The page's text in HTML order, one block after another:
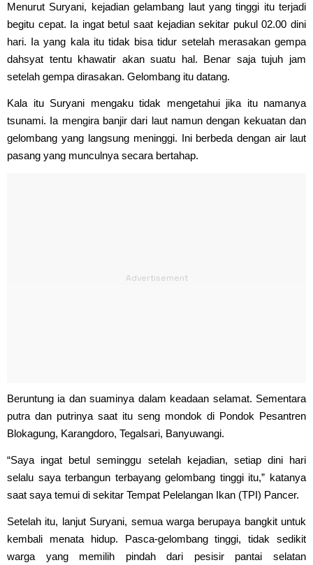
Menurut Suryani, kejadian gelambang laut yang tinggi itu terjadi
begitu cepat. Ia ingat betul saat kejadian sekitar pukul 02.00 dini
hari. Ia yang kala itu tidak bisa tidur setelah merasakan gempa
dahsyat tentu khawatir akan suatu hal. Benar saja tujuh jam
setelah gempa dirasakan. Gelombang itu datang.
Kala itu Suryani mengaku tidak mengetahui jika itu namanya
tsunami. Ia mengira banjir dari laut namun dengan kekuatan dan
gelombang yang langsung meninggi. Ini berbeda dengan air laut
pasang yang munculnya secara bertahap.
Beruntung ia dan suaminya dalam keadaan selamat. Sementara
putra dan putrinya saat itu seng mondok di Pondok Pesantren
Blokagung, Karangdoro, Tegalsari, Banyuwangi.
“Saya ingat betul seminggu setelah kejadian, setiap dini hari
selalu saya terbangun terbayang gelombang tinggi itu,” katanya
saat saya temui di sekitar Tempat Pelelangan Ikan (TPI) Pancer.
Setelah itu, lanjut Suryani, semua warga berupaya bangkit untuk
kembali menata hidup. Pasca-gelombang tinggi, tidak sedikit
warga yang memilih pindah dari pesisir pantai selatan